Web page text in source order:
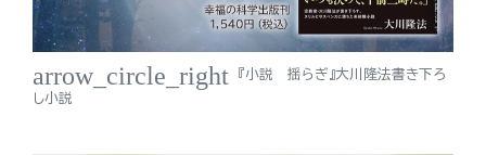
arrow_circle_right
『小説 揺らぎ』大川隆法書き下ろ
し小説